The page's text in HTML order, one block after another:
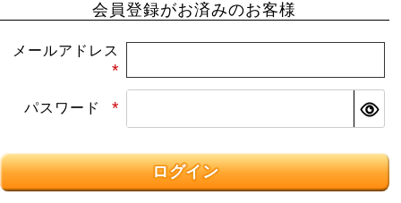
会員登録がお済みのお客様
メールアドレス
須)
パスワード
ログイン